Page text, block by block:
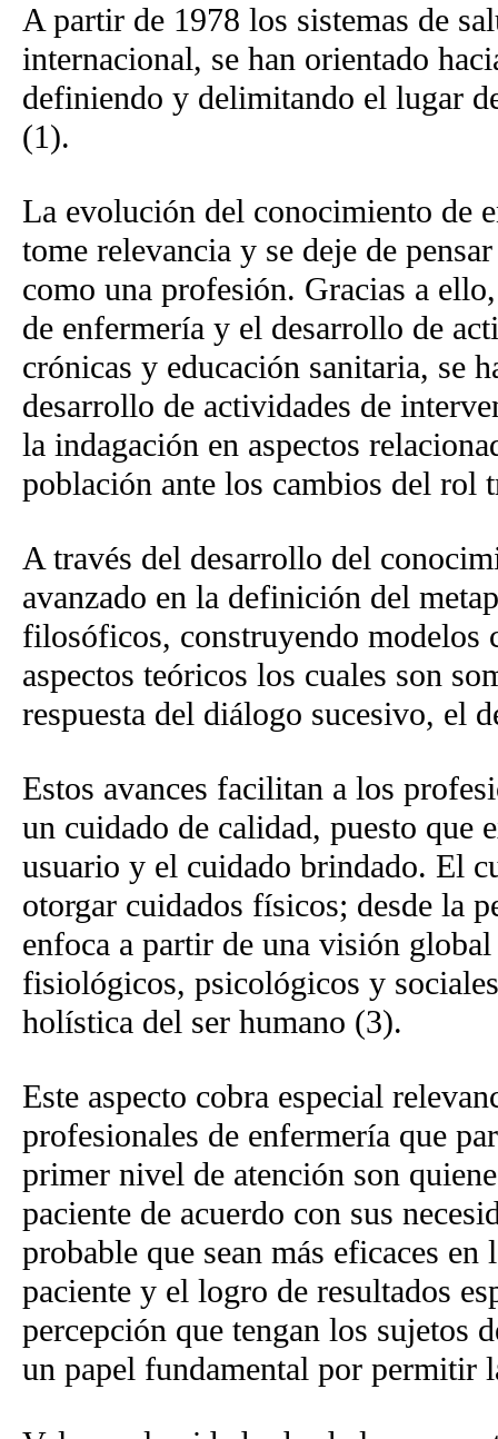
A partir de 1978 los sistemas de
internacional, se han orientado
definiendo y delimitando el lugar
(1).
La evolución del conocimiento de
tome relevancia y se deje de
como una profesión. Gracias a
de enfermería y el desarrollo de
crónicas y educación sanitaria, se
desarrollo de actividades de
la indagación en aspectos
población ante los cambios del rol
A través del desarrollo del
avanzado en la definición del
filosóficos, construyendo modelos
aspectos teóricos los cuales son
respuesta del diálogo sucesivo, el
Estos avances facilitan a los
un cuidado de calidad, puesto que
usuario y el cuidado brindado. El
otorgar cuidados físicos; desde la
enfoca a partir de una visión
fisiológicos, psicológicos y
holística del ser humano (3).
Este aspecto cobra especial
profesionales de enfermería que
primer nivel de atención son
paciente de acuerdo con sus
probable que sean más eficaces
paciente y el logro de resultados
percepción que tengan los sujetos
un papel fundamental por permitir